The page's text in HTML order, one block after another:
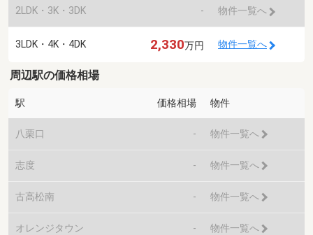
2LDK・3K・3DK - 物件一覧へ
3LDK・4K・4DK 2,330万円 物件一覧へ
周辺駅の価格相場
駅 価格相場 物件
八栗口 - 物件一覧へ
志度 - 物件一覧へ
古高松南 - 物件一覧へ
オレンジタウン - 物件一覧へ